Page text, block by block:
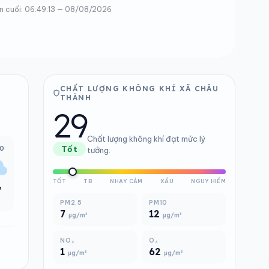
cuối: 06:49:13 — 08/08/2026
CHẤT LƯỢNG KHÔNG KHÍ XÃ CHÂU
THÀNH
29
Tốt
Chất lượng không khí đạt mức lý
tưởng.
TỐT TB NHẠY CẢM XẤU NGUY HIỂM
PM2.5
7 µg/m³
PM10
12 µg/m³
NO₂
1 µg/m³
O₃
62 µg/m³